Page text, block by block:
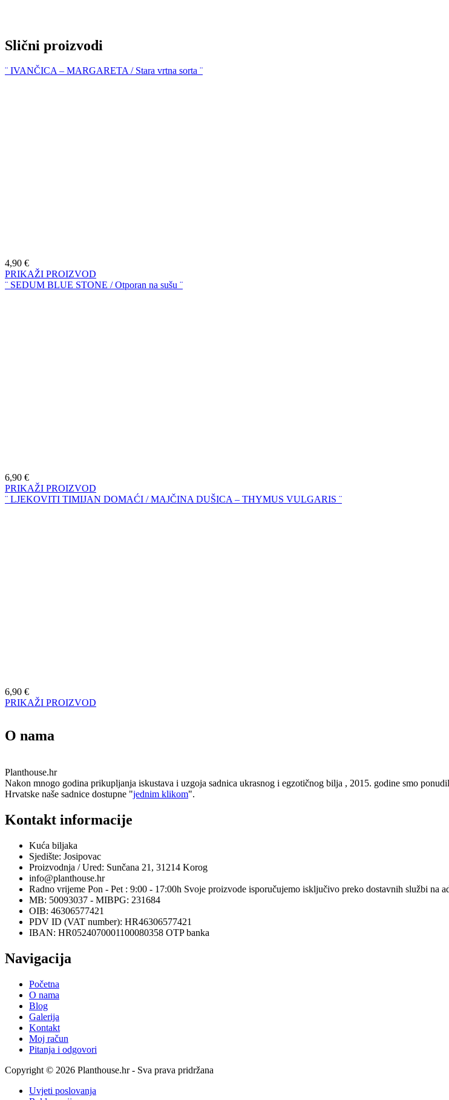
Slični proizvodi
¨ IVANČICA – MARGARETA / Stara vrtna sorta ¨
4,90 €
PRIKAŽI PROIZVOD
¨ SEDUM BLUE STONE / Otporan na sušu ¨
6,90 €
PRIKAŽI PROIZVOD
¨ LJEKOVITI TIMIJAN DOMAĆI / MAJČINA DUŠICA – THYMUS VULGARIS ¨
6,90 €
PRIKAŽI PROIZVOD
O nama
Planthouse.hr
Nakon mnogo godina prikupljanja iskustava i uzgoja sadnica ukrasnog i egzotičnog bilja , 2015. godine smo
Hrvatske naše sadnice dostupne "jednim klikom".
Kontakt informacije
Kuća biljaka
Sjedište: Josipovac
Proizvodnja / Ured: Sunčana 21, 31214 Korog
info@planthouse.hr
Radno vrijeme Pon - Pet : 9:00 - 17:00h Svoje proizvode isporučujemo isključivo preko dostavnih službi na
MB: 50093037 - MIBPG: 231684
OIB: 46306577421
PDV ID (VAT number): HR46306577421
IBAN: HR0524070001100080358 OTP banka
Navigacija
Početna
O nama
Blog
Galerija
Kontakt
Moj račun
Pitanja i odgovori
Copyright © 2026 Planthouse.hr - Sva prava pridržana
Uvjeti poslovanja